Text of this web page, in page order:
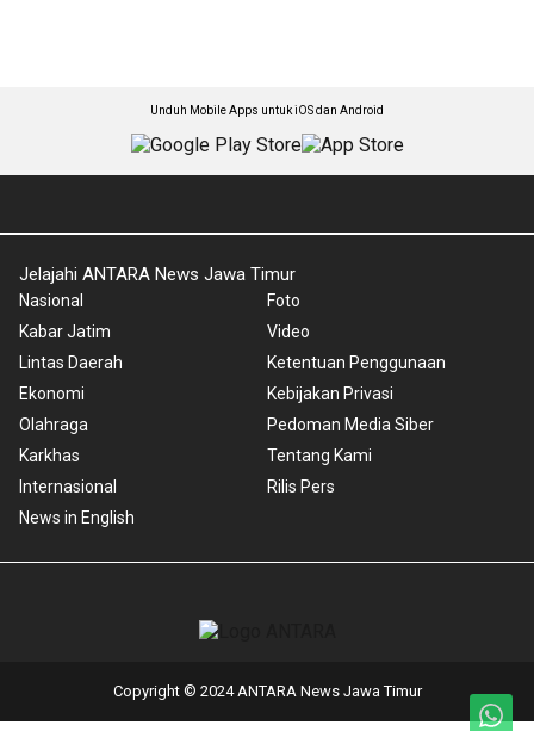
Unduh Mobile Apps untuk iOS dan Android
Jelajahi ANTARA News Jawa Timur
Nasional
Kabar Jatim
Lintas Daerah
Ekonomi
Olahraga
Karkhas
Internasional
News in English
Foto
Video
Ketentuan Penggunaan
Kebijakan Privasi
Pedoman Media Siber
Tentang Kami
Rilis Pers
Copyright © 2024 ANTARA News Jawa Timur